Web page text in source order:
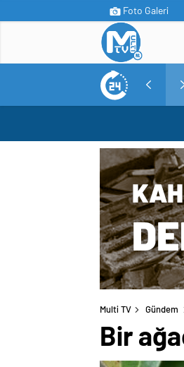
Foto Galeri
MİT’ten Irak’ın kuzeyinde operasyon: Ramazan Güneş Türkiye’ye getirildi
Multi TV Gündem
Bir